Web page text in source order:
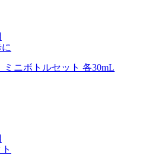
ニボトルセット 各30mL